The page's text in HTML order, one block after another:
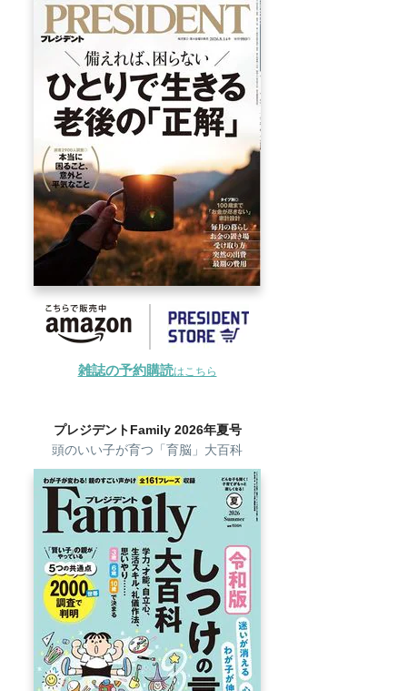
雑誌の予約購読はこちら
プレジデントFamily 2026年夏号
頭のいい子が育つ「育脳」大百科